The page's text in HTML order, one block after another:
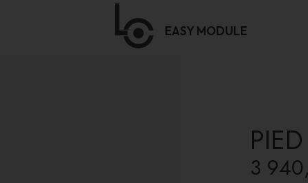
EASY MODULE
3